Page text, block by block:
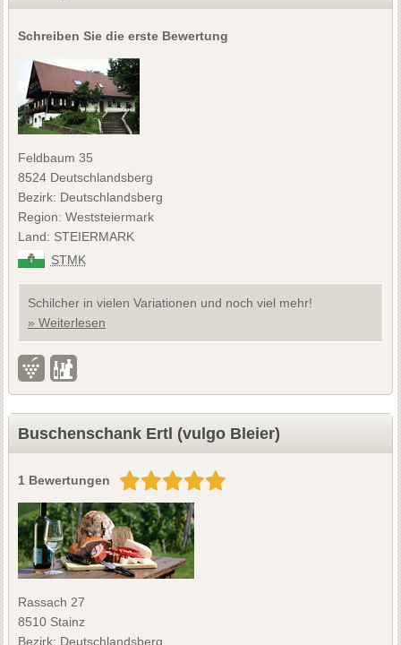
Schreiben Sie die erste Bewertung
Feldbaum 35
8524 Deutschlandsberg
Bezirk: Deutschlandsberg
Region: Weststeiermark
Land: STEIERMARK
STMK
Schilcher in vielen Variationen und noch viel mehr!
» Weiterlesen
Buschenschank Ertl (vulgo Bleier)
1 Bewertungen
Rassach 27
8510 Stainz
Bezirk: Deutschlandsberg